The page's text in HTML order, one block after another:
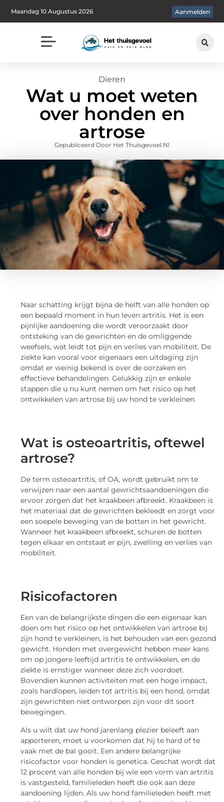
Maandag 10 Augustus 2026 Aanmelden
Dieren
Wat u moet weten
over honden en
artrose
Gepubliceerd Door Het Thuisgevoel.nl
Naar schatting krijgt bijna de helft van alle honden op
een bepaald moment in hun leven artritis. Het is een
pijnlijke aandoening die wordt veroorzaakt door
ontsteking van de gewrichten en de omliggende
weefsels, wat leidt tot pijn en verlies van mobiliteit. De
ziekte kan vooral voor eigenaars een uitdaging zijn
omdat er weinig bekend is over de oorzaken en
effectieve behandelingen. Gelukkig zijn er enkele
stappen die u nu kunt nemen om het risico op het
ontwikkelen van artrose bij uw hond te verkleinen.
Wat is osteoartritis, oftewel
artrose?
De term osteoartritis, of OA, wordt gebruikt om te
verwijzen naar een aantal gewrichtsaandoeningen die
ervoor zorgen dat het kraakbeen afbreekt. Kraakbeen is
het materiaal dat de gewrichten bekleedt en zorgt voor
een soepele beweging van de botten in het gewricht.
Wanneer het kraakbeen afbreekt, schuren de botten
tegen elkaar en ontstaat er pijn, zwelling en verlies van
mobiliteit.
Risicofactoren
Een van de belangrijkste dingen die een eigenaar kan
doen om het risico op het ontwikkelen van artrose bij
zijn hond te verkleinen, is het behouden van een gezond
gewicht. Honden met overgewicht hebben meer kans
om op jongere leeftijd artritis te ontwikkelen, en de
ziekte is ernstiger wanneer deze zich voordoet.
Bovendien kunnen activiteiten met een hoge impact,
zoals hardlopen, leiden tot artritis bij een hond, omdat
zijn gewrichten niet ontworpen zijn voor dit soort
bewegingen.
Als u wilt dat uw hond jarenlang plezier beleeft aan
apporteren, moet u voorkomen dat hij te hard of te
vaak met de bal gooit. Een andere belangrijke
risicofactor voor honden is genetica. Geschat wordt dat
12 procent van alle honden bij wie een vorm van artritis
is vastgesteld, familieleden heeft die ook aan deze
aandoening lijden. Als uw hond familieleden heeft met